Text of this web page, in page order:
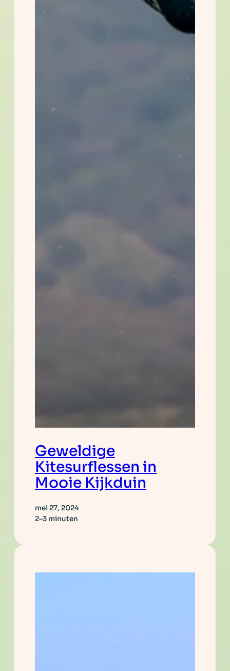
Geweldige
Kitesurflessen in
Mooie Kijkduin
mei 27, 2024
2–3 minuten